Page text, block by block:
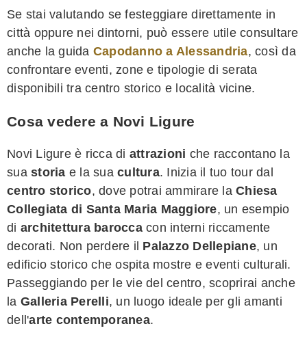
Se stai valutando se festeggiare direttamente in
città oppure nei dintorni, può essere utile consultare
anche la guida Capodanno a Alessandria, così da
confrontare eventi, zone e tipologie di serata
disponibili tra centro storico e località vicine.
Cosa vedere a Novi Ligure
Novi Ligure è ricca di attrazioni che raccontano la
sua storia e la sua cultura. Inizia il tuo tour dal
centro storico, dove potrai ammirare la Chiesa
Collegiata di Santa Maria Maggiore, un esempio
di architettura baroccacon interni riccamente
decorati. Non perdere il Palazzo Dellepiane, un
edificio storico che ospita mostre e eventi culturali.
Passeggiando per le vie del centro, scoprirai anche
la Galleria Perelli, un luogo ideale per gli amanti
dell'arte contemporanea.